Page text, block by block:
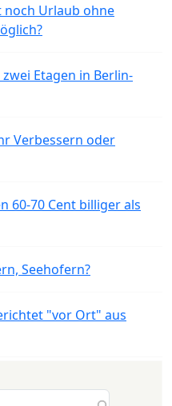
noch Urlaub ohne
Etagen in Berlin-
Verbessern oder
60-70 Cent billiger als
Seehofern?
"vor Ort" aus